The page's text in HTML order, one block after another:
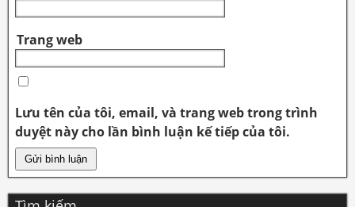
Trang web
Lưu tên của tôi, email, và trang web trong trình
duyệt này cho lần bình luận kế tiếp của tôi.